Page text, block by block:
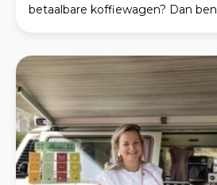
betaalbare koffiewagen? Dan